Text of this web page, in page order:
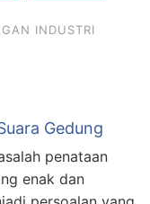
INDUSTRI
Gedung
penataan
enak dan